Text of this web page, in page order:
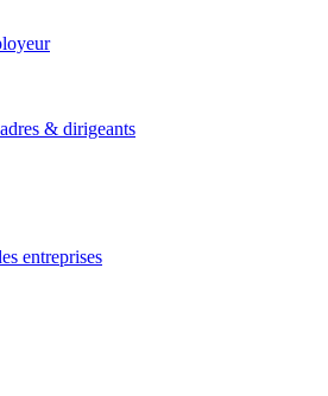
& dirigeants
entreprises